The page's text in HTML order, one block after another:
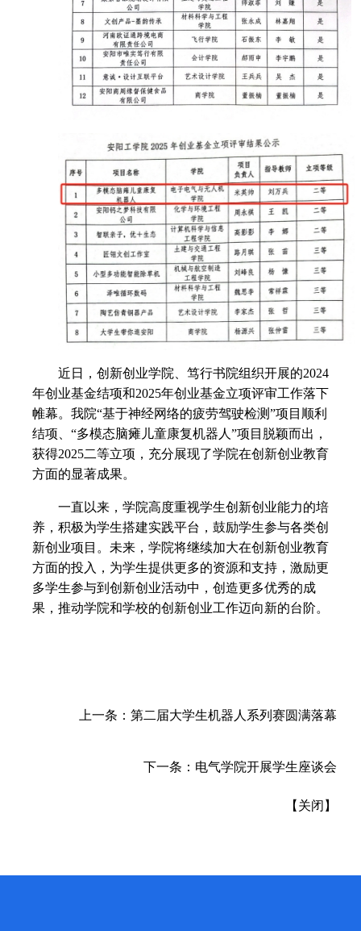
近日，创新创业学院、笃行书院组织开展的2024
年创业基金结项和2025年创业基金立项评审工作落下
帷幕。我院“基于神经网络的疲劳驾驶检测”项目顺利
结项、“多模态脑瘫儿童康复机器人”项目脱颖而出，
获得2025二等立项，充分展现了学院在创新创业教育
方面的显著成果。
一直以来，学院高度重视学生创新创业能力的培
养，积极为学生搭建实践平台，鼓励学生参与各类创
新创业项目。未来，学院将继续加大在创新创业教育
方面的投入，为学生提供更多的资源和支持，激励更
多学生参与到创新创业活动中，创造更多优秀的成
果，推动学院和学校的创新创业工作迈向新的台阶。
上一条： 第二届大学生机器人系列赛圆满落幕
下一条： 电气学院开展学生座谈会
【关闭】